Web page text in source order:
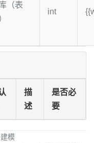
（表
int
描
述
是否必
要
模